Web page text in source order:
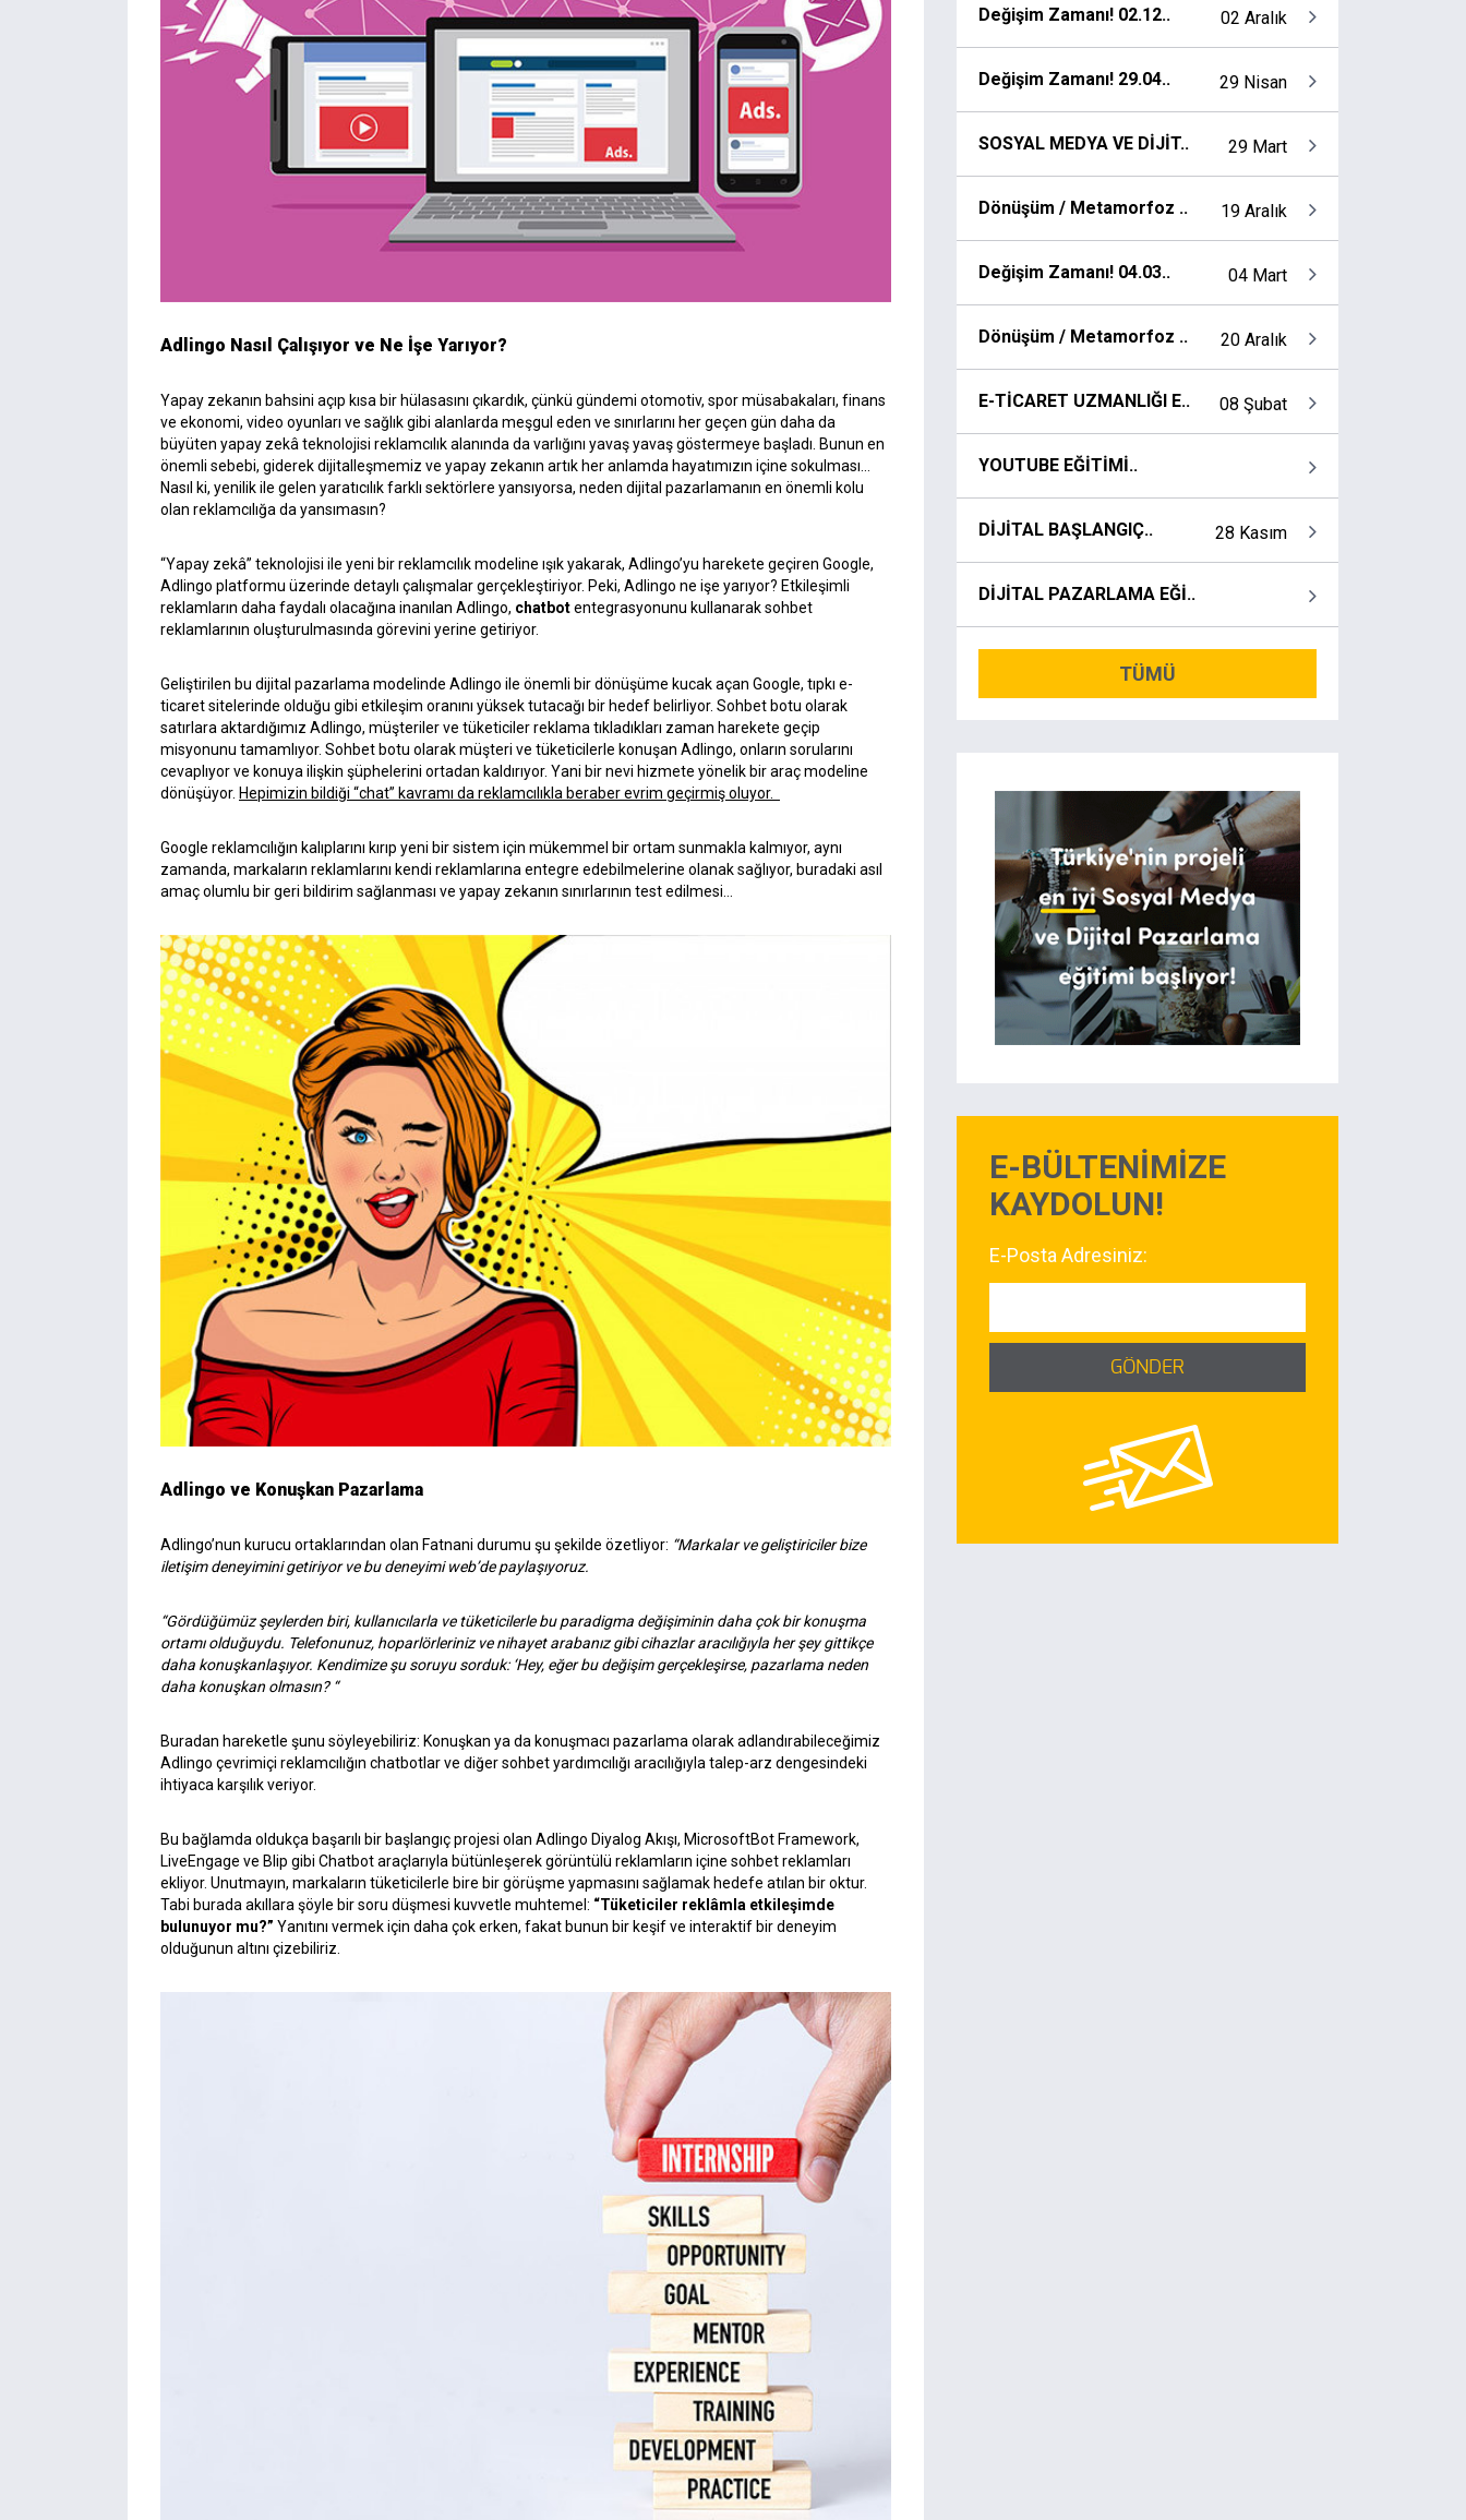
Adlingo Nasıl Çalışıyor ve Ne İşe Yarıyor?
Yapay zekanın bahsini açıp kısa bir hülasasını çıkardık, çünkü gündemi otomotiv, spor müsabakaları, finans
ve ekonomi, video oyunları ve sağlık gibi alanlarda meşgul eden ve sınırlarını her geçen gün daha da
büyüten yapay zekâ teknolojisi reklamcılık alanında da varlığını yavaş yavaş göstermeye başladı. Bunun en
önemli sebebi, giderek dijitalleşmemiz ve yapay zekanın artık her anlamda hayatımızın içine sokulması…
Nasıl ki, yenilik ile gelen yaratıcılık farklı sektörlere yansıyorsa, neden dijital pazarlamanın en önemli kolu
olan reklamcılığa da yansımasın?
“Yapay zekâ” teknolojisi ile yeni bir reklamcılık modeline ışık yakarak, Adlingo’yu harekete geçiren Google,
Adlingo platformu üzerinde detaylı çalışmalar gerçekleştiriyor. Peki, Adlingo ne işe yarıyor? Etkileşimli
reklamların daha faydalı olacağına inanılan Adlingo, chatbotentegrasyonunu kullanarak sohbet
reklamlarının oluşturulmasında görevini yerine getiriyor.
Geliştirilen bu dijital pazarlama modelinde Adlingo ile önemli bir dönüşüme kucak açan Google, tıpkı e-
ticaret sitelerinde olduğu gibi etkileşim oranını yüksek tutacağı bir hedef belirliyor. Sohbet botu olarak
satırlara aktardığımız Adlingo, müşteriler ve tüketiciler reklama tıkladıkları zaman harekete geçip
misyonunu tamamlıyor. Sohbet botu olarak müşteri ve tüketicilerle konuşan Adlingo, onların sorularını
cevaplıyor ve konuya ilişkin şüphelerini ortadan kaldırıyor. Yani bir nevi hizmete yönelik bir araç modeline
dönüşüyor. Hepimizin bildiği “chat” kavramı da reklamcılıkla beraber evrim geçirmiş oluyor.
Google reklamcılığın kalıplarını kırıp yeni bir sistem için mükemmel bir ortam sunmakla kalmıyor, aynı
zamanda, markaların reklamlarını kendi reklamlarına entegre edebilmelerine olanak sağlıyor, buradaki asıl
amaç olumlu bir geri bildirim sağlanması ve yapay zekanın sınırlarının test edilmesi…
Adlingo ve Konuşkan Pazarlama
Adlingo’nun kurucu ortaklarından olan Fatnani durumu şu şekilde özetliyor: “Markalar ve geliştiriciler bize
iletişim deneyimini getiriyor ve bu deneyimi web’de paylaşıyoruz.
“Gördüğümüz şeylerden biri, kullanıcılarla ve tüketicilerle bu paradigma değişiminin daha çok bir konuşma
ortamı olduğuydu. Telefonunuz, hoparlörleriniz ve nihayet arabanız gibi cihazlar aracılığıyla her şey gittikçe
daha konuşkanlaşıyor. Kendimize şu soruyu sorduk: ‘Hey, eğer bu değişim gerçekleşirse, pazarlama neden
daha konuşkan olmasın? “
Buradan hareketle şunu söyleyebiliriz: Konuşkan ya da konuşmacı pazarlama olarak adlandırabileceğimiz
Adlingo çevrimiçi reklamcılığın chatbotlar ve diğer sohbet yardımcılığı aracılığıyla talep-arz dengesindeki
ihtiyaca karşılık veriyor.
Bu bağlamda oldukça başarılı bir başlangıç projesi olan Adlingo Diyalog Akışı, MicrosoftBot Framework,
LiveEngage ve Blip gibi Chatbot araçlarıyla bütünleşerek görüntülü reklamların içine sohbet reklamları
ekliyor. Unutmayın, markaların tüketicilerle bire bir görüşme yapmasını sağlamak hedefe atılan bir oktur.
Tabi burada akıllara şöyle bir soru düşmesi kuvvetle muhtemel: “Tüketiciler reklâmla etkileşimde
bulunuyor mu?” Yanıtını vermek için daha çok erken, fakat bunun bir keşif ve interaktif bir deneyim
olduğunun altını çizebiliriz.
Değişim Zamanı! 02.12.. 02 Aralık
Değişim Zamanı! 29.04.. 29 Nisan
SOSYAL MEDYA VE DİJİT.. 29 Mart
Dönüşüm / Metamorfoz .. 19 Aralık
Değişim Zamanı! 04.03.. 04 Mart
Dönüşüm / Metamorfoz .. 20 Aralık
E-TİCARET UZMANLIĞI E.. 08 Şubat
YOUTUBE EĞİTİMİ..
DİJİTAL BAŞLANGIÇ.. 28 Kasım
DİJİTAL PAZARLAMA EĞİ..
TÜMÜ
E-BÜLTENİMİZE
KAYDOLUN!
E-Posta Adresiniz:
GÖNDER